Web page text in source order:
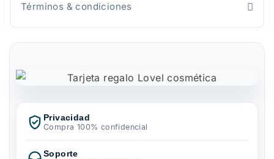
Privacidad
Compra 100% confidencial
Soporte
Términos & condiciones